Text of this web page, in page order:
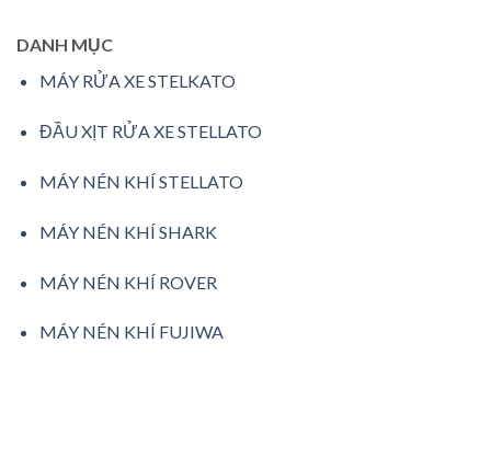
DANH MỤC
MÁY RỬA XE STELKATO
ĐẦU XỊT RỬA XE STELLATO
MÁY NÉN KHÍ STELLATO
MÁY NÉN KHÍ SHARK
MÁY NÉN KHÍ ROVER
MÁY NÉN KHÍ FUJIWA